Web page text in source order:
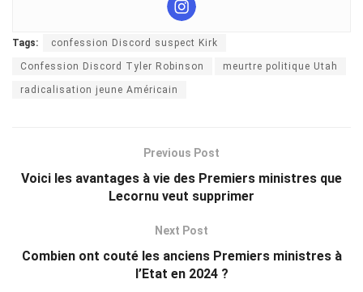
Tags: confession Discord suspect Kirk
Confession Discord Tyler Robinson meurtre politique Utah
radicalisation jeune Américain
Previous Post
Voici les avantages à vie des Premiers ministres que
Lecornu veut supprimer
Next Post
Combien ont couté les anciens Premiers ministres à
l’Etat en 2024 ?